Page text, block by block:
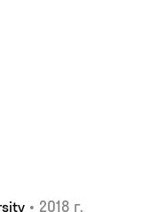
• 2018 г.